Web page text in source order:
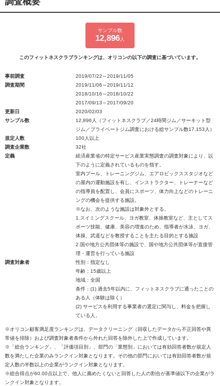
サンプル数
12,896 人
このフィットネスクラブランキングは、オリコンの以下の調査に基づいています。
事前調査
2019/07/22～2019/11/05
調査期間
2019/11/06～2019/11/12
2018/10/16～2018/10/22
2017/09/13～2017/09/20
更新日
2020/02/03
サンプル数
12,896人（フィットネスクラブ／24時間ジム／サーキット型
ジム／プライベートジム調査における総サンプル数17,153人）
規定人数
100人以上
調査企業数
32社
定義
経済産業省の特定サービス産業実態調査の調査対象により、以
下のように定義されているものを指す。
室内プール、トレーニングジム、エアロビックススタジオなど
の屋内の運動施設を有し、インストラクター、トレーナーなど
の指導員を配置し、会員にスポーツ、体力向上などのトレーニ
ングの機会を提供する施設。
※なお、次のような施設は対象外とする。
1.スイミングスクール、ヨガ教室、体操教室など、主としてス
ポーツ技能、健康、美容の増進のため、指導者が水泳、ヨガ、
体操、武道などを教授することを主たる目的とする施設
2.国や地方公共団体等の施設で、国や地方公共団体等が直接管
理・運営を行っている施設
調査対象者
性別：指定なし
年齢：15歳以上
地域：全国
条件：(1) 過去5年以内に、フィットネスクラブに通ったことの
ある人（体験は除く）
(2) サービスを利用する事業者の選定に関与し、料金を把握し
ている人。
※オリコン顧客満足度ランキングは、データクリーニング（回収したデータから不正回答や異
常値を排除）および調査対象者条件から外れた回答を除外した上で作成しています。
※「総合ランキング」、「評価項目別」、部門の「業態別」においては有効回答者数が規定人
数を満たした企業のみランクイン対象となります。その他の部門においては有効回答者数が規
定人数の半数以上の企業がランクイン対象となります。
※総合得点が60.00点以上で、他人に薦めたくないと回答した人の割合が基準値以下の企業がラ
ンクイン対象となります。